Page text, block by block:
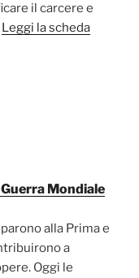
il carcere e
Leggi la scheda
Mondiale
alla Prima e
a
Oggi le